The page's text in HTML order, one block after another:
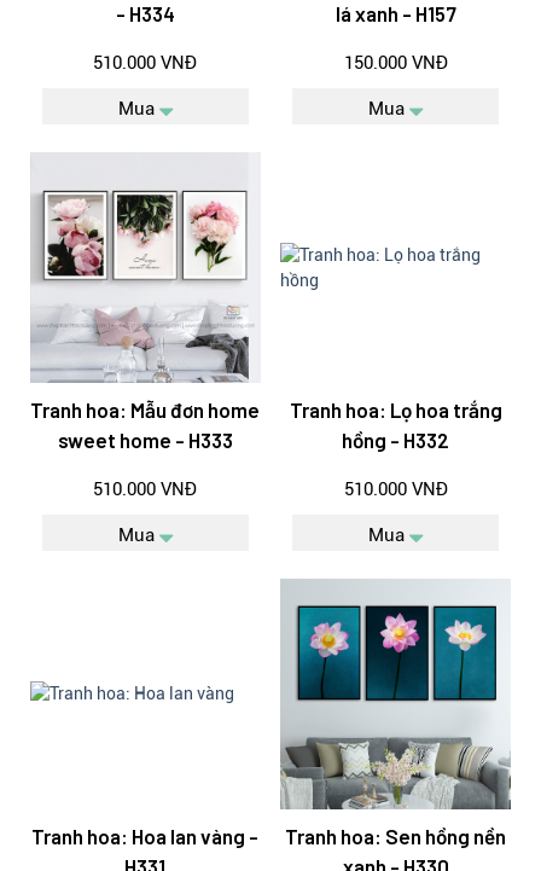
- H334
510.000 VNĐ
Mua
lá xanh - H157
150.000 VNĐ
Mua
Tranh hoa: Mẫu đơn home
sweet home - H333
510.000 VNĐ
Mua
Tranh hoa: Lọ hoa trắng
hồng - H332
510.000 VNĐ
Mua
Tranh hoa: Hoa lan vàng -
Tranh hoa: Sen hồng nền